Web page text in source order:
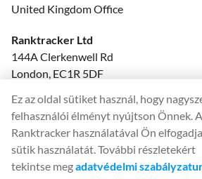
United Kingdom Office
Ranktracker Ltd
144A Clerkenwell Rd
London, EC1R 5DF
felix@ranktracker.com
2015 -2026© Ranktracker. All
Ez az oldal sütiket használ, hogy
felhasználói élményt nyújtson Önnek. A
Ranktracker használatával Ön
sütik használatát. További részletekért
tekintse megadatvédelmi